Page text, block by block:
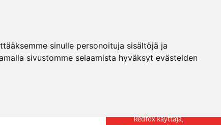
sinulle personoituja sisältöjä ja
sivustomme selaamista hyväksyt evästeiden
Redfox käyttäjä,